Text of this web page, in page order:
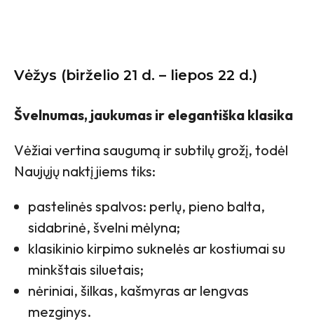
Vėžys (birželio 21 d. – liepos 22 d.)
Švelnumas, jaukumas ir elegantiška klasika
Vėžiai vertina saugumą ir subtilų grožį, todėl
Naujųjų naktį jiems tiks:
pastelinės spalvos: perlų, pieno balta,
sidabrinė, švelni mėlyna;
klasikinio kirpimo suknelės ar kostiumai su
minkštais siluetais;
nėriniai, šilkas, kašmyras ar lengvas
mezginys.